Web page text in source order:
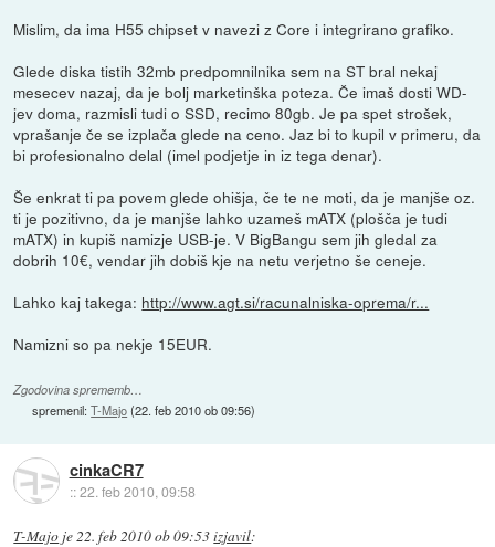
Mislim, da ima H55 chipset v navezi z Core i integrirano grafiko.
Glede diska tistih 32mb predpomnilnika sem na ST bral nekaj
mesecev nazaj, da je bolj marketinška poteza. Če imaš dosti WD-
jev doma, razmisli tudi o SSD, recimo 80gb. Je pa spet strošek,
vprašanje če se izplača glede na ceno. Jaz bi to kupil v primeru, da
bi profesionalno delal (imel podjetje in iz tega denar).
Še enkrat ti pa povem glede ohišja, če te ne moti, da je manjše oz.
ti je pozitivno, da je manjše lahko uzameš mATX (plošča je tudi
mATX) in kupiš namizje USB-je. V BigBangu sem jih gledal za
dobrih 10€, vendar jih dobiš kje na netu verjetno še ceneje.
Lahko kaj takega: http://www.agt.si/racunalniska-oprema/r...
Namizni so pa nekje 15EUR.
Zgodovina sprememb…
spremenil:T-Majo(22. feb 2010 ob 09:56)
cinkaCR7
::22. feb 2010, 09:58
T-Majo je22. feb 2010 ob 09:53izjavil: